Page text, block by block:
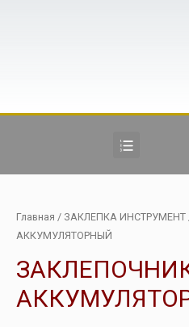
Главная / ЗАКЛЕПКА ИНСТРУМЕНТ
АККУМУЛЯТОРНЫЙ